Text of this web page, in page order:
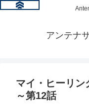
アンテナ
マイ・ヒーリン
～第12話